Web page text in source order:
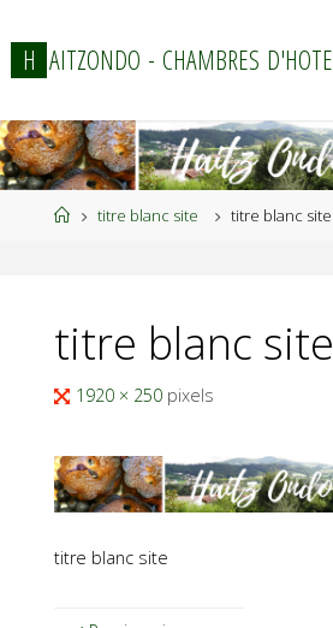
to
content
H AITZONDO - CHAMBRES D'HOTE
Hometitre blanc site titre blanc site
titre blanc site
Full1920 × 250 pixels
titre blanc site